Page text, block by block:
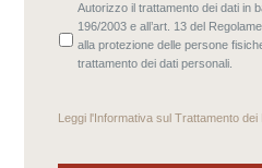
Autorizzo il trattamento dei dati in
196/2003 e all’art. 13 del
alla protezione delle persone
trattamento dei dati personali.
Leggi l'Informativa sul Trattamento dei